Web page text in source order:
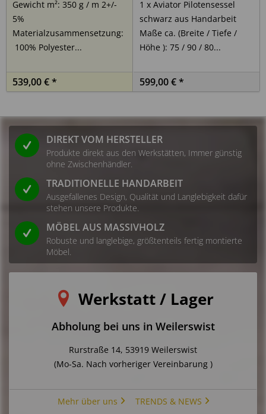
Das Produkt ist vor der ersten Nutzung auf
Transportschäden sowie auf vollständige und
ordnungsgemäße Montage zu überprüfen. Beschädigte
3. Kipp- und Sturzgefahr
Hohe oder schmale Möbelstücke können bei
unsachgemäßer Nutzung kippen.
Möbel mit erhöhtem Kipprisiko sind mit einer geeigneten
Wandbefestigung zu sichern.
Verwenden Sie ausschließlich für die jeweilige Wand
geeignete Befestigungsmaterialien.
Schubladen nicht gleichzeitig vollständig herausziehen.
Kinder nicht auf Möbel klettern lassen.
4. Belastung und Stabilität
Maximale Belastungsangaben sind zu beachten.
Schwere Gegenstände im unteren Bereich platzieren.
Keine einseitige oder punktuelle Überlastung.
Möbel ausschließlich entsprechend ihrer vorgesehenen
Montage ausschließlich gemäß beiliegender Anleitung
Schraubverbindungen und tragende Elemente regelmäßig
auf festen Sitz überprüfen.
sind nicht zulässig.
Gewicht m²: 350 g / m 2+/-
5%
Materialzusammensetzung:
100% Polyester...
1 x Aviator Pilotensessel
schwarz aus Handarbeit
Maße ca. (Breite / Tiefe /
Höhe ): 75 / 90 / 80...
539,00 € * 599,00 € *
DIREKT VOM HERSTELLER
Produkte direkt aus den Werkstätten, Immer günstig
ohne Zwischenhändler.
TRADITIONELLE HANDARBEIT
Ausgefallenes Design, Qualität und Langlebigkeit dafür
stehen unsere Produkte.
MÖBEL AUS MASSIVHOLZ
Robuste und langlebige, größtenteils fertig montierte
Möbel.
Werkstatt / Lager
Abholung bei uns in Weilerswist
Rurstraße 14, 53919 Weilerswist
(Mo-Sa. Nach vorheriger Vereinbarung )
Mehr über uns TRENDS & NEWS